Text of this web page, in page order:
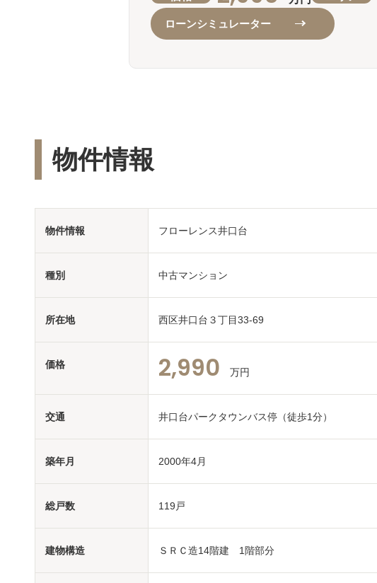
ローンシミュレーター
物件情報
物件情報 フローレンス井口台
種別 中古マンション
所在地 西区井口台３丁目33-69
価格 2,990 万円
交通 井口台パークタウンバス停（徒歩1分）
築年月 2000年4月
総戸数 119戸
建物構造 ＳＲＣ造14階建 1階部分